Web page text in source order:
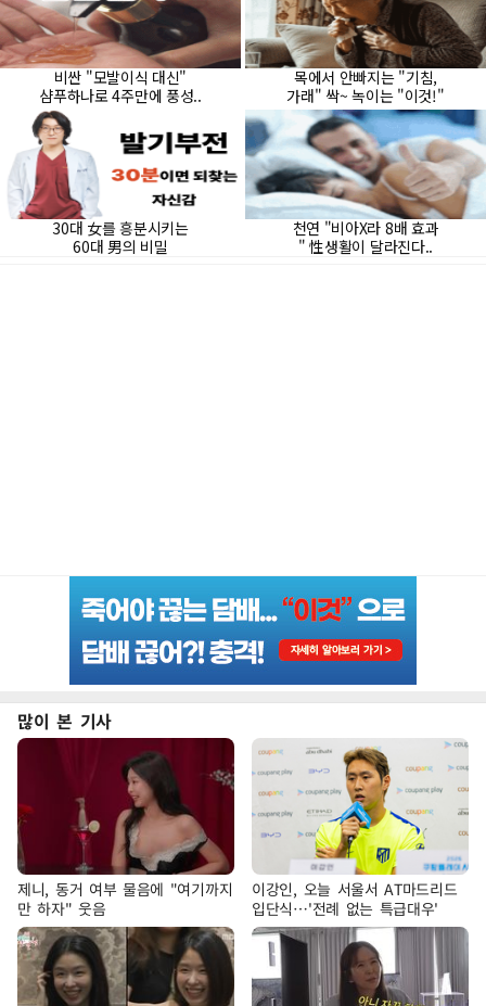
많이 본 기사
제니, 동거 여부 물음에 "여기까지
만 하자" 웃음
이강인, 오늘 서울서 AT마드리드
입단식…'전례 없는 특급대우'